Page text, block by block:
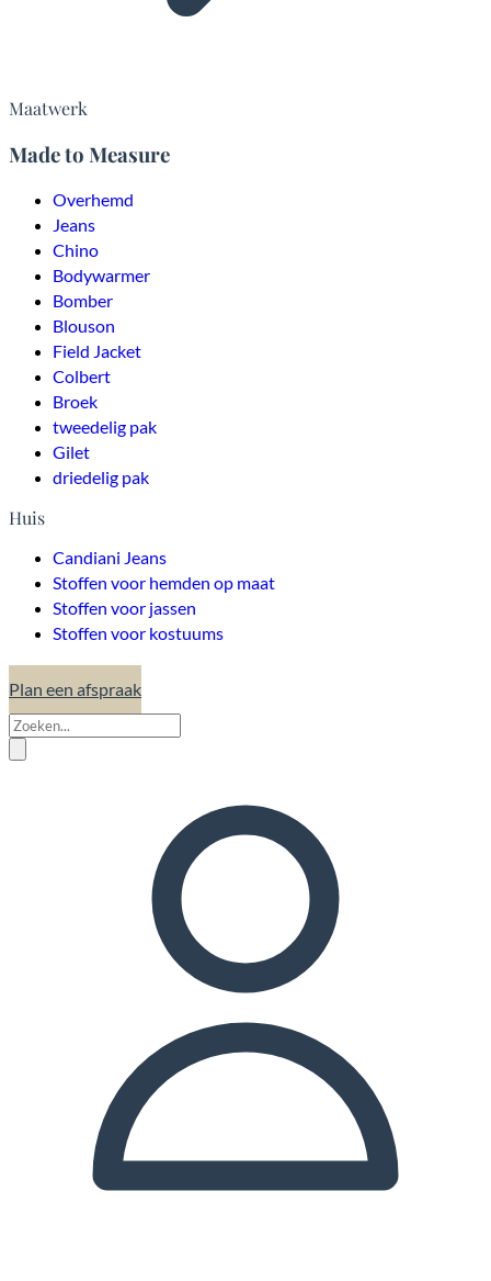
Maatwerk
Made to Measure
Overhemd
Jeans
Chino
Bodywarmer
Bomber
Blouson
Field Jacket
Colbert
Broek
tweedelig pak
Gilet
driedelig pak
Huis
Candiani Jeans
Stoffen voor hemden op maat
Stoffen voor jassen
Stoffen voor kostuums
Plan een afspraak